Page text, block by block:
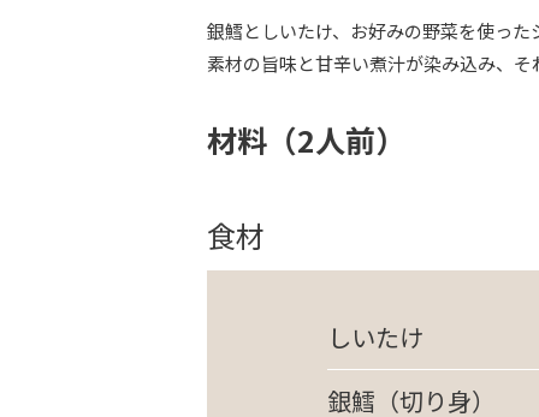
銀鱈としいたけ、お好みの野菜を使っ
素材の旨味と甘辛い煮汁が染み込み、
材料（2人前）
食材
しいたけ
銀鱈（切り身）